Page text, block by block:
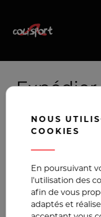
NOUS
COOKIES
En poursuivant
l'utilisation des
afin de vous
adaptés et
trotinette
et en